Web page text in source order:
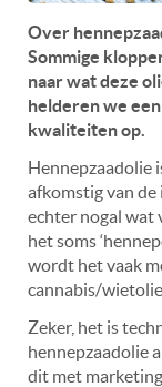
Over
Sommige
naar wat deze
helderen we
kwaliteiten op.
Hennepzaadolie
afkomstig van
echter nogal wat
het soms
wordt het vaak
cannabis/
Zeker, het is
hennepzaadolie
dit met